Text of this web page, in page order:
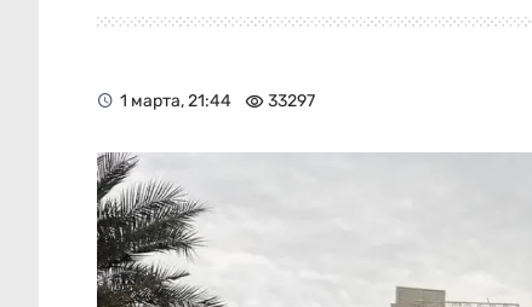
1 марта, 21:44 33297